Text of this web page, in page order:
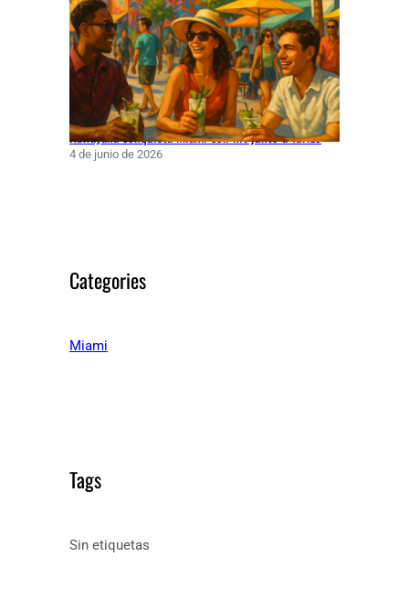
Rawayana conquista Miami con hit junto a Turizo
4 de junio de 2026
Categories
Miami
Tags
Sin etiquetas